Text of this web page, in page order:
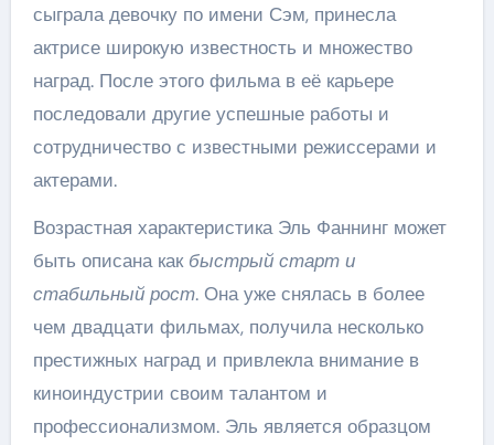
сыграла девочку по имени Сэм, принесла
актрисе широкую известность и множество
наград. После этого фильма в её карьере
последовали другие успешные работы и
сотрудничество с известными режиссерами и
актерами.
Возрастная характеристика Эль Фаннинг может
быть описана как быстрый старт и
стабильный рост. Она уже снялась в более
чем двадцати фильмах, получила несколько
престижных наград и привлекла внимание в
киноиндустрии своим талантом и
профессионализмом. Эль является образцом